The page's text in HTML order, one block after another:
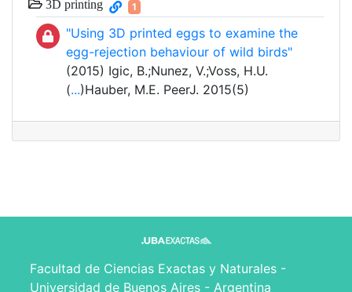
3D printing 1
"Using 3D printed eggs to examine the
egg-rejection behaviour of wild birds"
(2015) Igic, B.;Nunez, V.;Voss, H.U.
(...)Hauber, M.E. PeerJ. 2015(5)
Facultad de Ciencias Exactas y Naturales -
Universidad de Buenos Aires - Argentina